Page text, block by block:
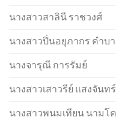
นางสาวสาลินี ราชวงศ์
นางสาวปิ่นอยุภากร คำบา
นางจารุณี การรัมย์
นางสาวเสาวรีย์ แสงจันทร์
นางสาวพนมเทียน นามโ